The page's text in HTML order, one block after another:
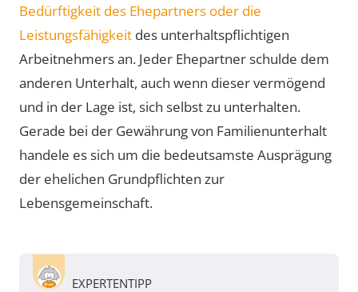
Bedürftigkeit des Ehepartners oder die
Leistungsfähigkeit des unterhaltspflichtigen
Arbeitnehmers an. Jeder Ehepartner schulde dem
anderen Unterhalt, auch wenn dieser vermögend
und in der Lage ist, sich selbst zu unterhalten.
Gerade bei der Gewährung von Familienunterhalt
handele es sich um die bedeutsamste Ausprägung
der ehelichen Grundpflichten zur
Lebensgemeinschaft.
EXPERTENTIPP